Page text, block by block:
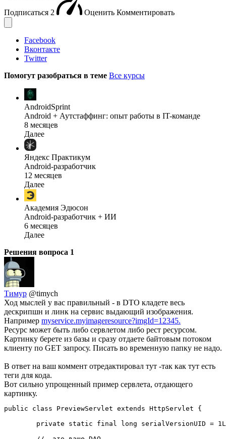
Подписаться 2 Оценить Комментировать
Facebook
Вконтакте
Twitter
Помогут разобраться в теме Все курсы
AndroidSprint
Android + Аутстаффинг: опыт работы в IT-команде
8 месяцев
Далее
Яндекс Практикум
Android-разработчик
12 месяцев
Далее
Академия Эдюсон
Android-разработчик + ИИ
6 месяцев
Далее
Решения вопроса 1
Тимур @timych
Ход мыслей у вас правильный - в DTO кладете весь
дескрипшн и линк на сервис выдающий изображения.
Например myservice.myimageresource?imgId=12345.
Ресурс может быть либо сервлетом либо рест ресурсом.
Картинку берете из базы и сразу отдаете байтовым потоком
клиенту по GET запросу. Писать во временную папку не надо.
В ответ на ваш коммент отредактировал тут -так как тут есть
теги для кода.
Вот сильно упрощенный пример сервлета, отдающего
картинку.
public class PreviewServlet extends HttpServlet {